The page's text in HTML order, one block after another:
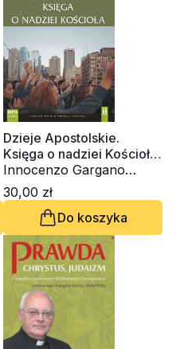
Dzieje Apostolskie.
Księga o nadziei Kościoła
(CD- audiobook)
Innocenzo Gargano
OSBCam., ks. Waldemar
Chrostowski, Danuta
Piekarz
30,00 zł
Do koszyka